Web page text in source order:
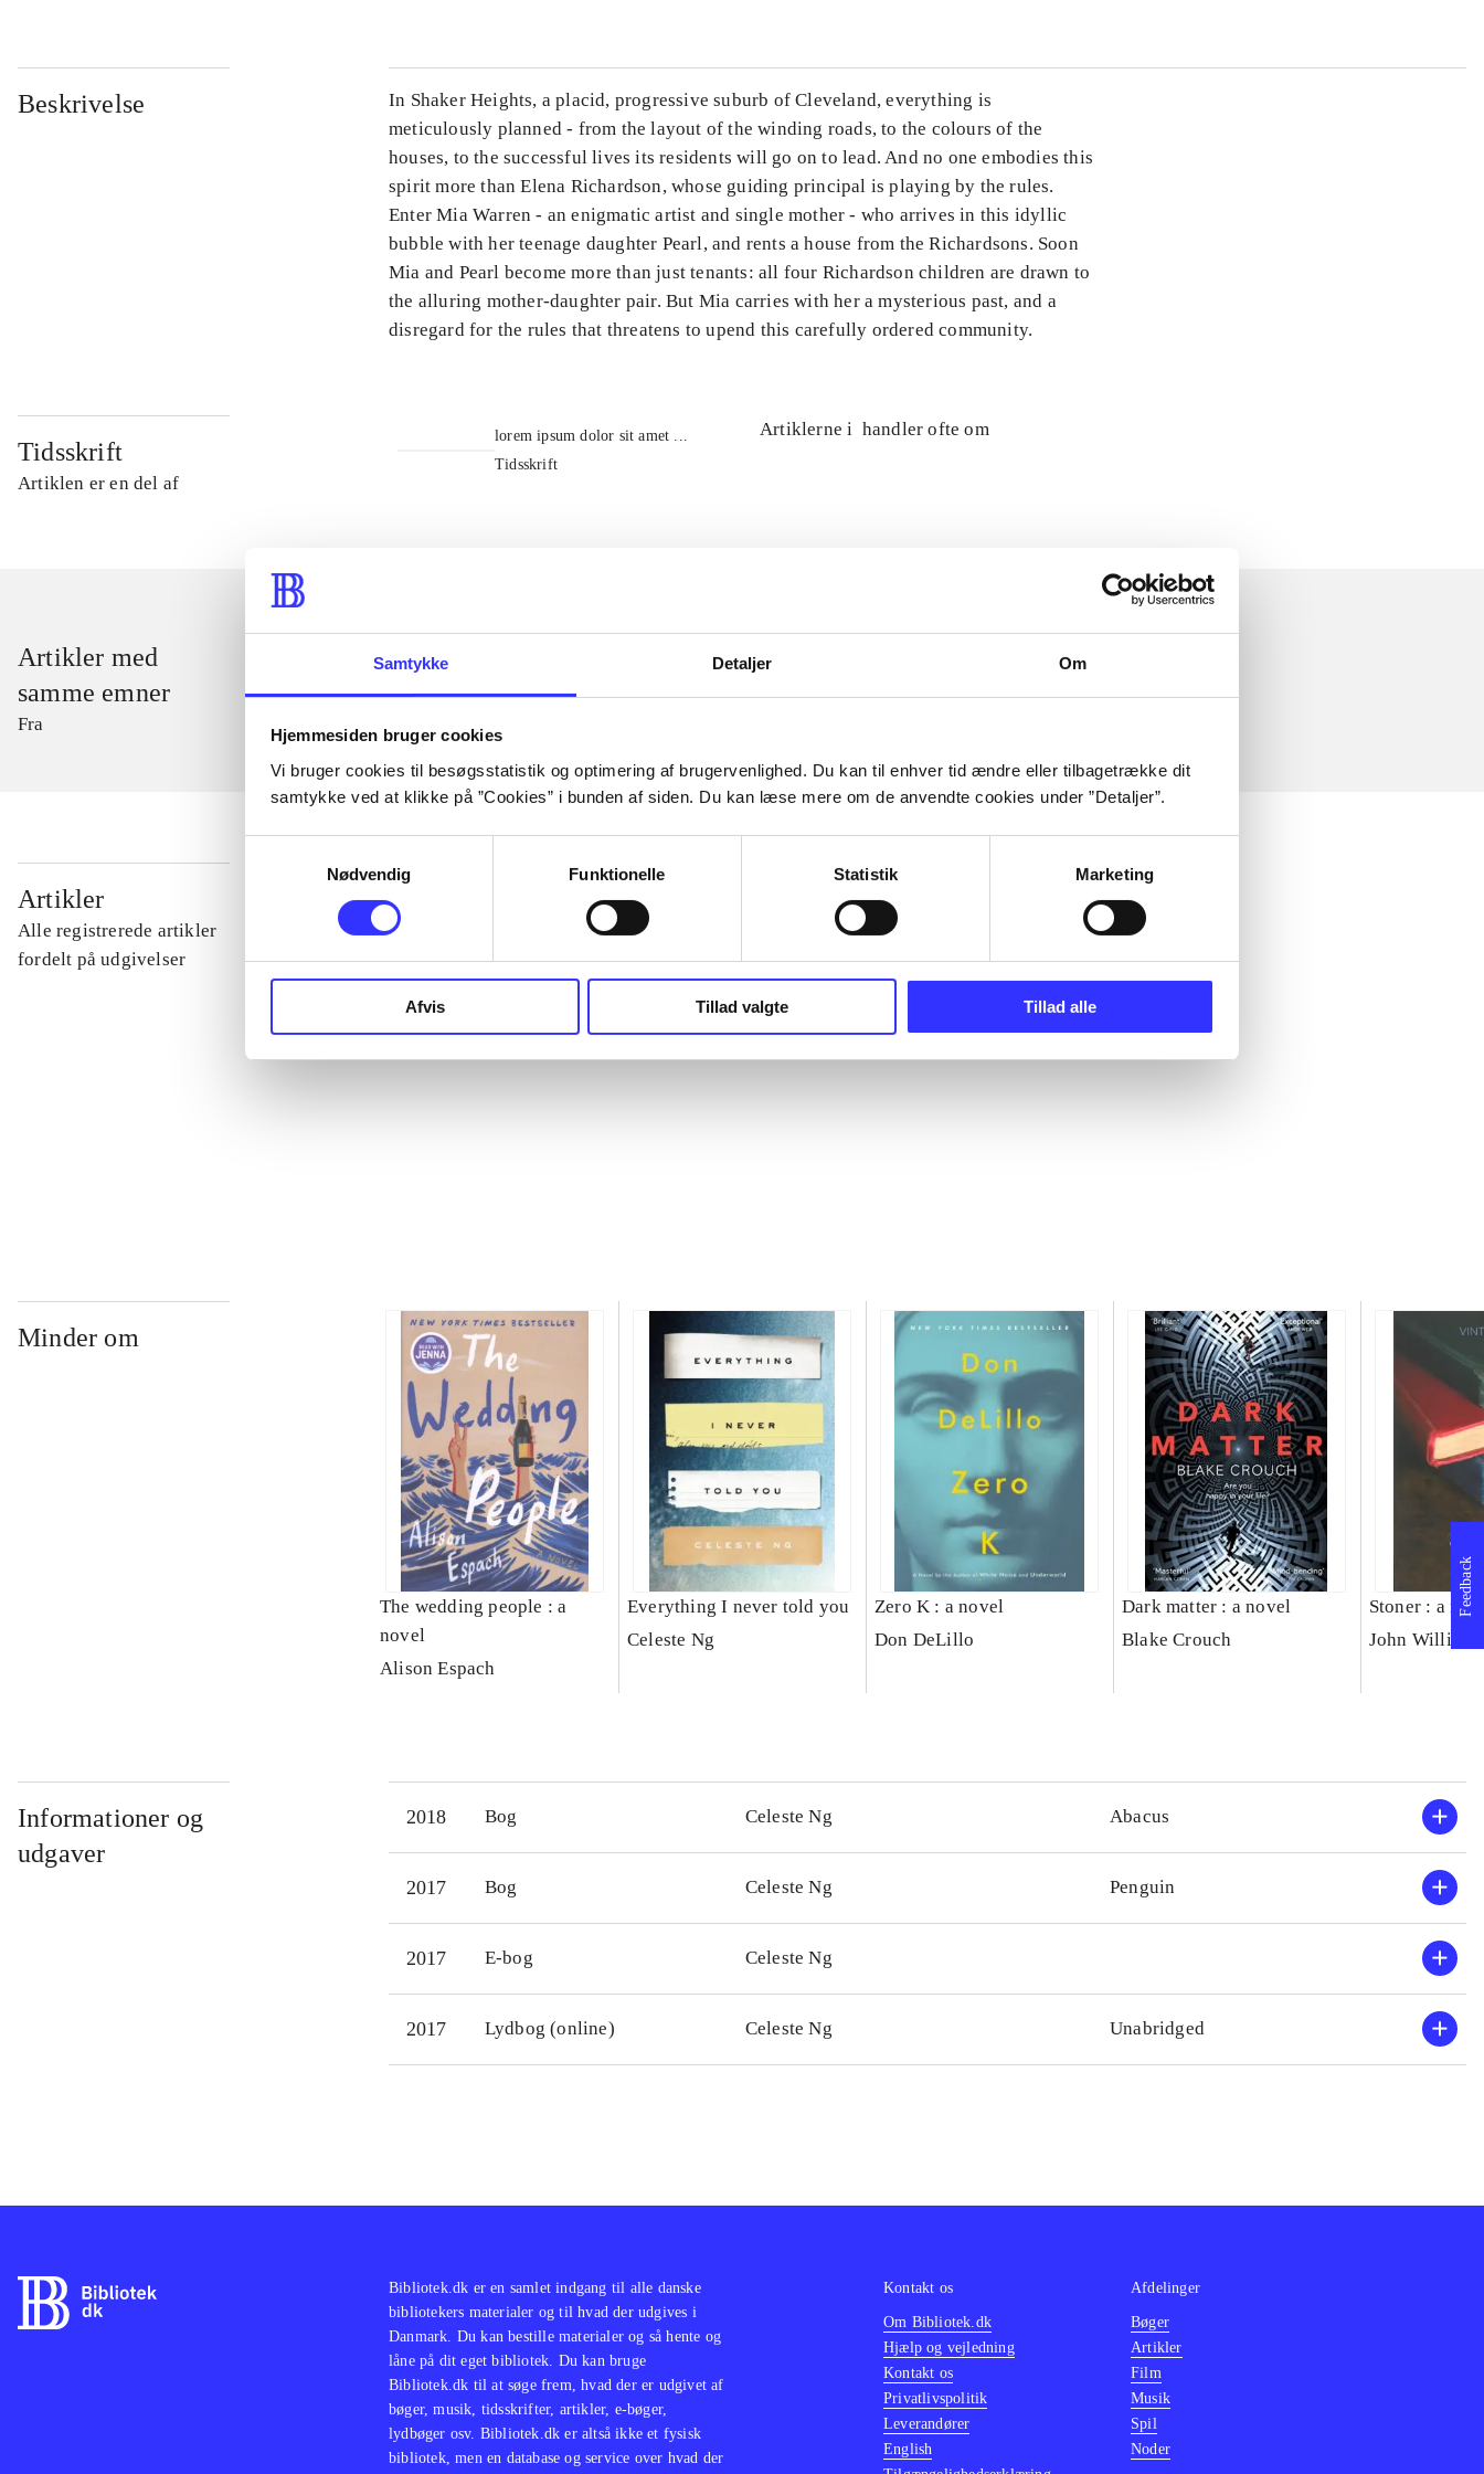
Samtykke Detaljer Om
Hjemmesiden bruger cookies
Vi bruger cookies til besøgsstatistik og optimering af brugervenlighed. Du kan til enhver tid ændre eller tilbagetrække dit
samtykke ved at klikke på ”Cookies” i bunden af siden. Du kan læse mere om de anvendte cookies under ”Detaljer”.
Nødvendig
Funktionelle Statistik Marketing
Afvis Tillad valgte Tillad alle
Beskrivelse
In Shaker Heights, a placid, progressive suburb of Cleveland, everything is
meticulously planned - from the layout of the winding roads, to the colours of the
houses, to the successful lives its residents will go on to lead. And no one embodies this
spirit more than Elena Richardson, whose guiding principal is playing by the rules.
Enter Mia Warren - an enigmatic artist and single mother - who arrives in this idyllic
bubble with her teenage daughter Pearl, and rents a house from the Richardsons. Soon
Mia and Pearl become more than just tenants: all four Richardson children are drawn to
the alluring mother-daughter pair. But Mia carries with her a mysterious past, and a
disregard for the rules that threatens to upend this carefully ordered community.
Tidsskrift
Artiklen er en del af
lorem ipsum dolor sit amet ...
Tidsskrift
Artiklerne i handler ofte om
Artikler med
samme emner
Fra
Artikler
Alle registrerede artikler
fordelt på udgivelser
...
Minder om
The wedding people : a
novel
Alison Espach
Everything I never told you
Celeste Ng
Zero K : a novel
Don DeLillo
Dark matter : a novel
Blake Crouch
Stoner : a
John
Informationer og
udgaver
2018 Bog Celeste Ng Abacus
2017 Bog Celeste Ng Penguin
2017 E-bog Celeste Ng
2017 Lydbog (online) Celeste Ng Unabridged
Feedback
Bibliotek.dk er en samlet indgang til alle danske
bibliotekers materialer og til hvad der udgives i
Danmark. Du kan bestille materialer og så hente og
låne på dit eget bibliotek. Du kan bruge
Bibliotek.dk til at søge frem, hvad der er udgivet af
bøger, musik, tidsskrifter, artikler, e-bøger,
lydbøger osv. Bibliotek.dk er altså ikke et fysisk
bibliotek, men en database og service over hvad der
Kontakt os
Om Bibliotek.dk
Hjælp og vejledning
Kontakt os
Privatlivspolitik
Leverandører
English
Afdelinger
Bøger
Artikler
Film
Musik
Spil
Noder